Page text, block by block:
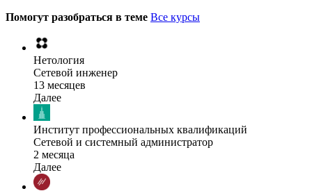
Помогут разобраться в теме Все курсы
Нетология
Сетевой инженер
13 месяцев
Далее
Институт профессиональных квалификаций
Сетевой и системный администратор
2 месяца
Далее